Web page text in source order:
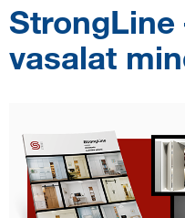
StrongLine
vasalat